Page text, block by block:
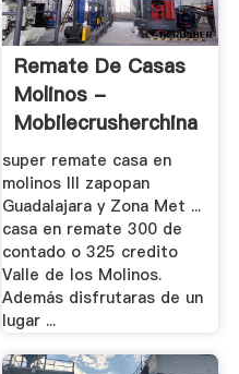
Remate De Casas
Molinos -
Mobilecrusherchina
super remate casa en
molinos lll zapopan
Guadalajara y Zona Met ...
casa en remate 300 de
contado o 325 credito
Valle de los Molinos.
Además disfrutaras de un
lugar ...